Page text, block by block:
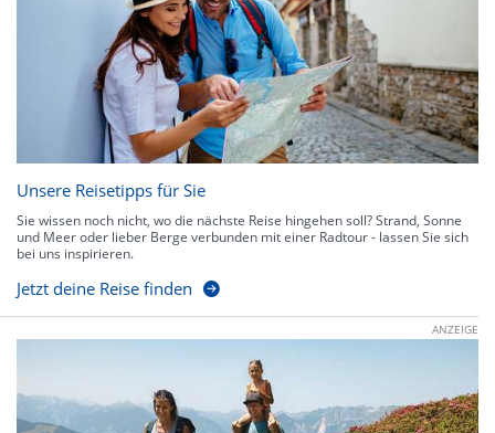
Unsere Reisetipps für Sie
Sie wissen noch nicht, wo die nächste Reise hingehen soll? Strand, Sonne
und Meer oder lieber Berge verbunden mit einer Radtour - lassen Sie sich
bei uns inspirieren.
Jetzt deine Reise finden
ANZEIGE